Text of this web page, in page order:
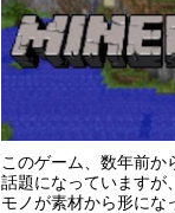
このゲーム、数年前
話題になっていますが
モノが素材から形にな